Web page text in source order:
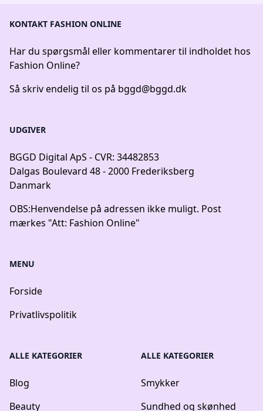
KONTAKT FASHION ONLINE
Har du spørgsmål eller kommentarer til indholdet hos
Fashion Online?
Så skriv endelig til os på bggd@bggd.dk
UDGIVER
BGGD Digital ApS - CVR: 34482853
Dalgas Boulevard 48 - 2000 Frederiksberg
Danmark
OBS:Henvendelse på adressen ikke muligt. Post
mærkes "Att: Fashion Online"
MENU
Forside
Privatlivspolitik
ALLE KATEGORIER
Blog
Beauty
ALLE KATEGORIER
Smykker
Sundhed og skønhed